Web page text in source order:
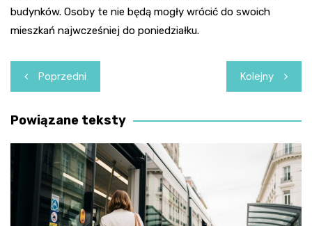
budynków. Osoby te nie będą mogły wrócić do swoich
mieszkań najwcześniej do poniedziałku.
Nawigacja
wpisu
Poprzedni Kolejny
Powiązane teksty